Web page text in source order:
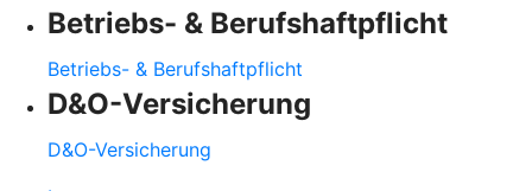
Betriebs- & Berufshaftpflicht
Betriebs- & Berufshaftpflicht
D&O-Versicherung
D&O-Versicherung